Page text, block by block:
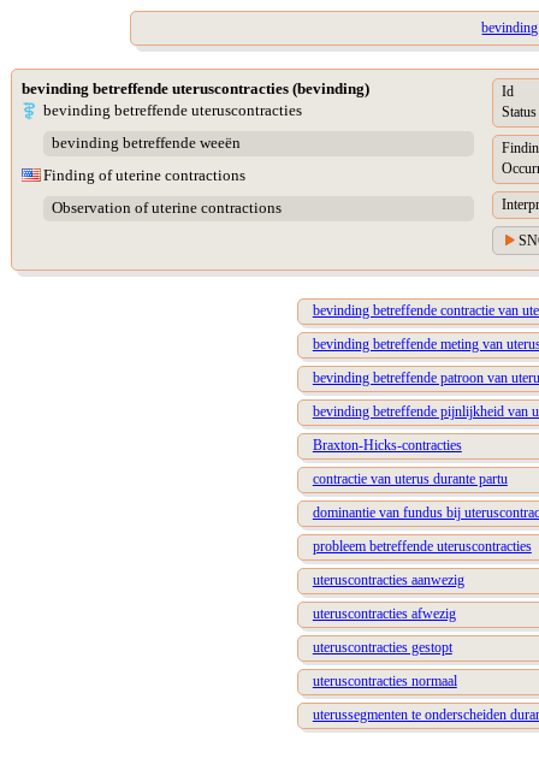
bevinding betreffende uteruscontracties (bevinding)
bevinding betreffende uteruscontracties
bevinding betreffende weeën
Finding of uterine contractions
Observation of uterine contractions
Id
Status
bevinding betreffende contractie van
bevinding betreffende meting van
bevinding betreffende patroon van
bevinding betreffende pijnlijkheid van
Braxton-Hicks-contracties
contractie van uterus durante partu
dominantie van fundus bij
probleem betreffende uteruscontracties
uteruscontracties aanwezig
uteruscontracties afwezig
uteruscontracties gestopt
uteruscontracties normaal
uterussegmenten te onderscheiden